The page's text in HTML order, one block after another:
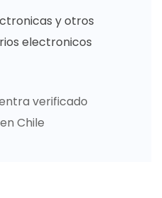
y otros
electronicos
verificado
en Chile